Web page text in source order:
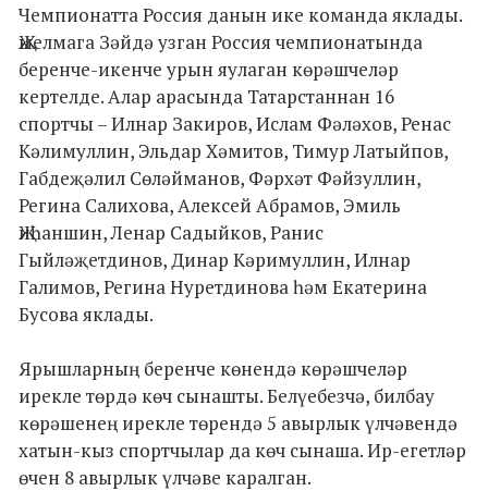
Чемпионатта Россия данын ике команда яклады.
Җыелмага Зәйдә узган Россия чемпионатында
беренче-икенче урын яулаган көрәшчеләр
кертелде. Алар арасында Татарстаннан 16
спортчы – Илнар Закиров, Ислам Фәләхов, Ренас
Кәлимуллин, Эльдар Хәмитов, Тимур Латыйпов,
Габдеҗәлил Сөләйманов, Фәрхәт Фәйзуллин,
Регина Салихова, Алексей Абрамов, Эмиль
Җиһаншин, Ленар Садыйков, Ранис
Гыйләҗетдинов, Динар Кәримуллин, Илнар
Галимов, Регина Нуретдинова һәм Екатерина
Бусова яклады.
Ярышларның беренче көнендә көрәшчеләр
ирекле төрдә көч сынашты. Белүебезчә, билбау
көрәшенең ирекле төрендә 5 авырлык үлчәвендә
хатын-кыз спортчылар да көч сынаша. Ир-егетләр
өчен 8 авырлык үлчәве каралган.